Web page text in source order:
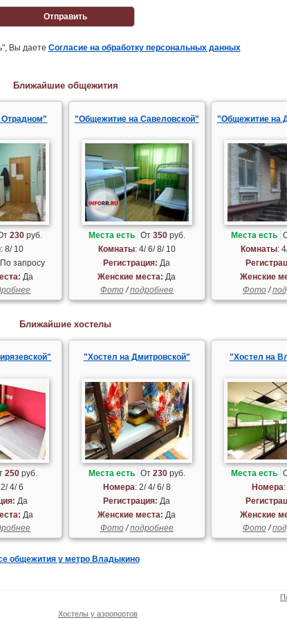
Отправить
Вы даете Согласие на обработку персональных данных
Ближайшие общежития
230 руб.
: 8/ 10
По запросу
Да
"Общежитие на Савеловской"
Места есть От 350руб.
Комнаты: 4/ 6/ 8/ 10
Регистрация: Да
Женские места: Да
Фото/подробнее
"Общежитие на
Места есть
Комнаты:
Женские
Фото/
Ближайшие хостелы
250 руб.
4/ 6
Да
Да
"Хостел на Дмитровской"
Места есть От 230руб.
Номера: 2/ 4/ 6/ 8
Регистрация: Да
Женские места: Да
Фото/подробнее
"Хостел на
Места есть
Номера
Женские
Фото/
общежития у метро Владыкино
Хостелы у аэропортов